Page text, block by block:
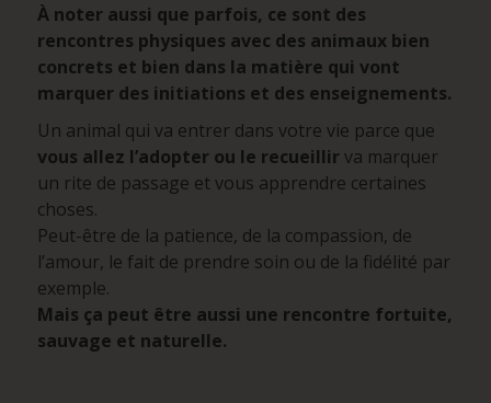
À noter aussi que parfois, ce sont des
rencontres physiques avec des animaux bien
concrets et bien dans la matière qui vont
marquer des initiations et des enseignements.
Un animal qui va entrer dans votre vie parce que
vous allez l’adopter ou le recueillirva marquer
un rite de passage et vous apprendre certaines
choses.
Peut-être de la patience, de la compassion, de
l’amour, le fait de prendre soin ou de la fidélité par
exemple.
Mais ça peut être aussi une rencontre fortuite,
sauvage et naturelle.